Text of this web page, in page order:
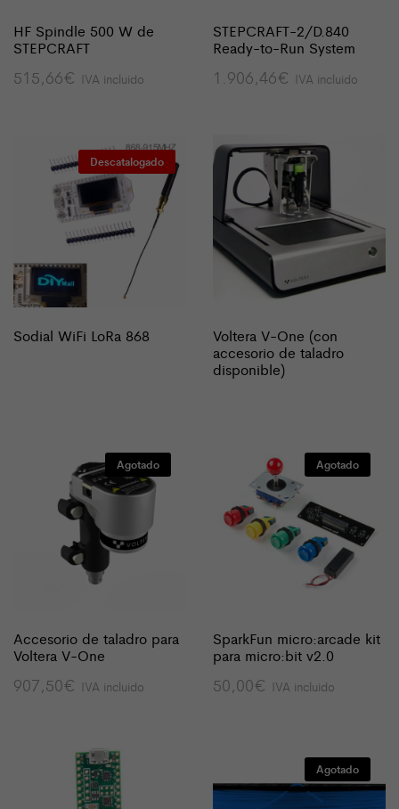
HF Spindle 500 W de
STEPCRAFT
515,66€ IVA incluido
STEPCRAFT-2/D.840
Ready-to-Run System
1.906,46€ IVA incluido
Descatalogado
Sodial WiFi LoRa 868
Voltera V-One (con
accesorio de taladro
disponible)
Agotado
Accesorio de taladro para
Voltera V-One
907,50€ IVA incluido
Agotado
SparkFun micro:arcade kit
para micro:bit v2.0
50,00€ IVA incluido
Agotado